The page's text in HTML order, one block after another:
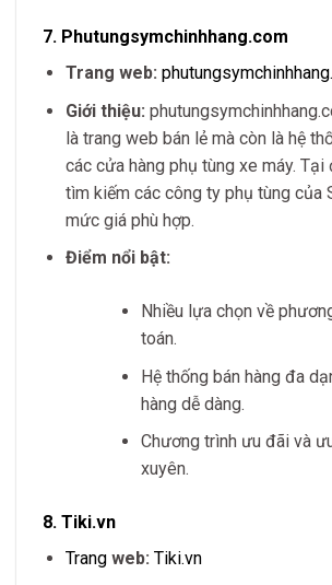
7. Phutungsymchinhhang.com
Trang web:
Giới thiệu:
là trang web bán lẻ mà còn là hệ
các cửa hàng phụ tùng xe máy. Tại
tìm kiếm các công ty phụ tùng của
mức giá phù hợp.
Điểm nổi bật:
Nhiều lựa chọn về
toán.
Hệ thống bán hàng đa
hàng dễ dàng.
Chương trình ưu đãi và
xuyên.
8. Tiki.vn
Trangweb: Tiki.vn